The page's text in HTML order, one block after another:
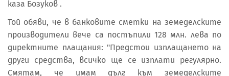
каза Бозуков .
Той обяви, че в банковите сметки на земеделските
производители вече са постъпили 128 млн. лева по
директните плащания: "Предстои изплащането на
други средства, всичко ще се изплати регулярно.
Смятам, че имам дълг към земеделските